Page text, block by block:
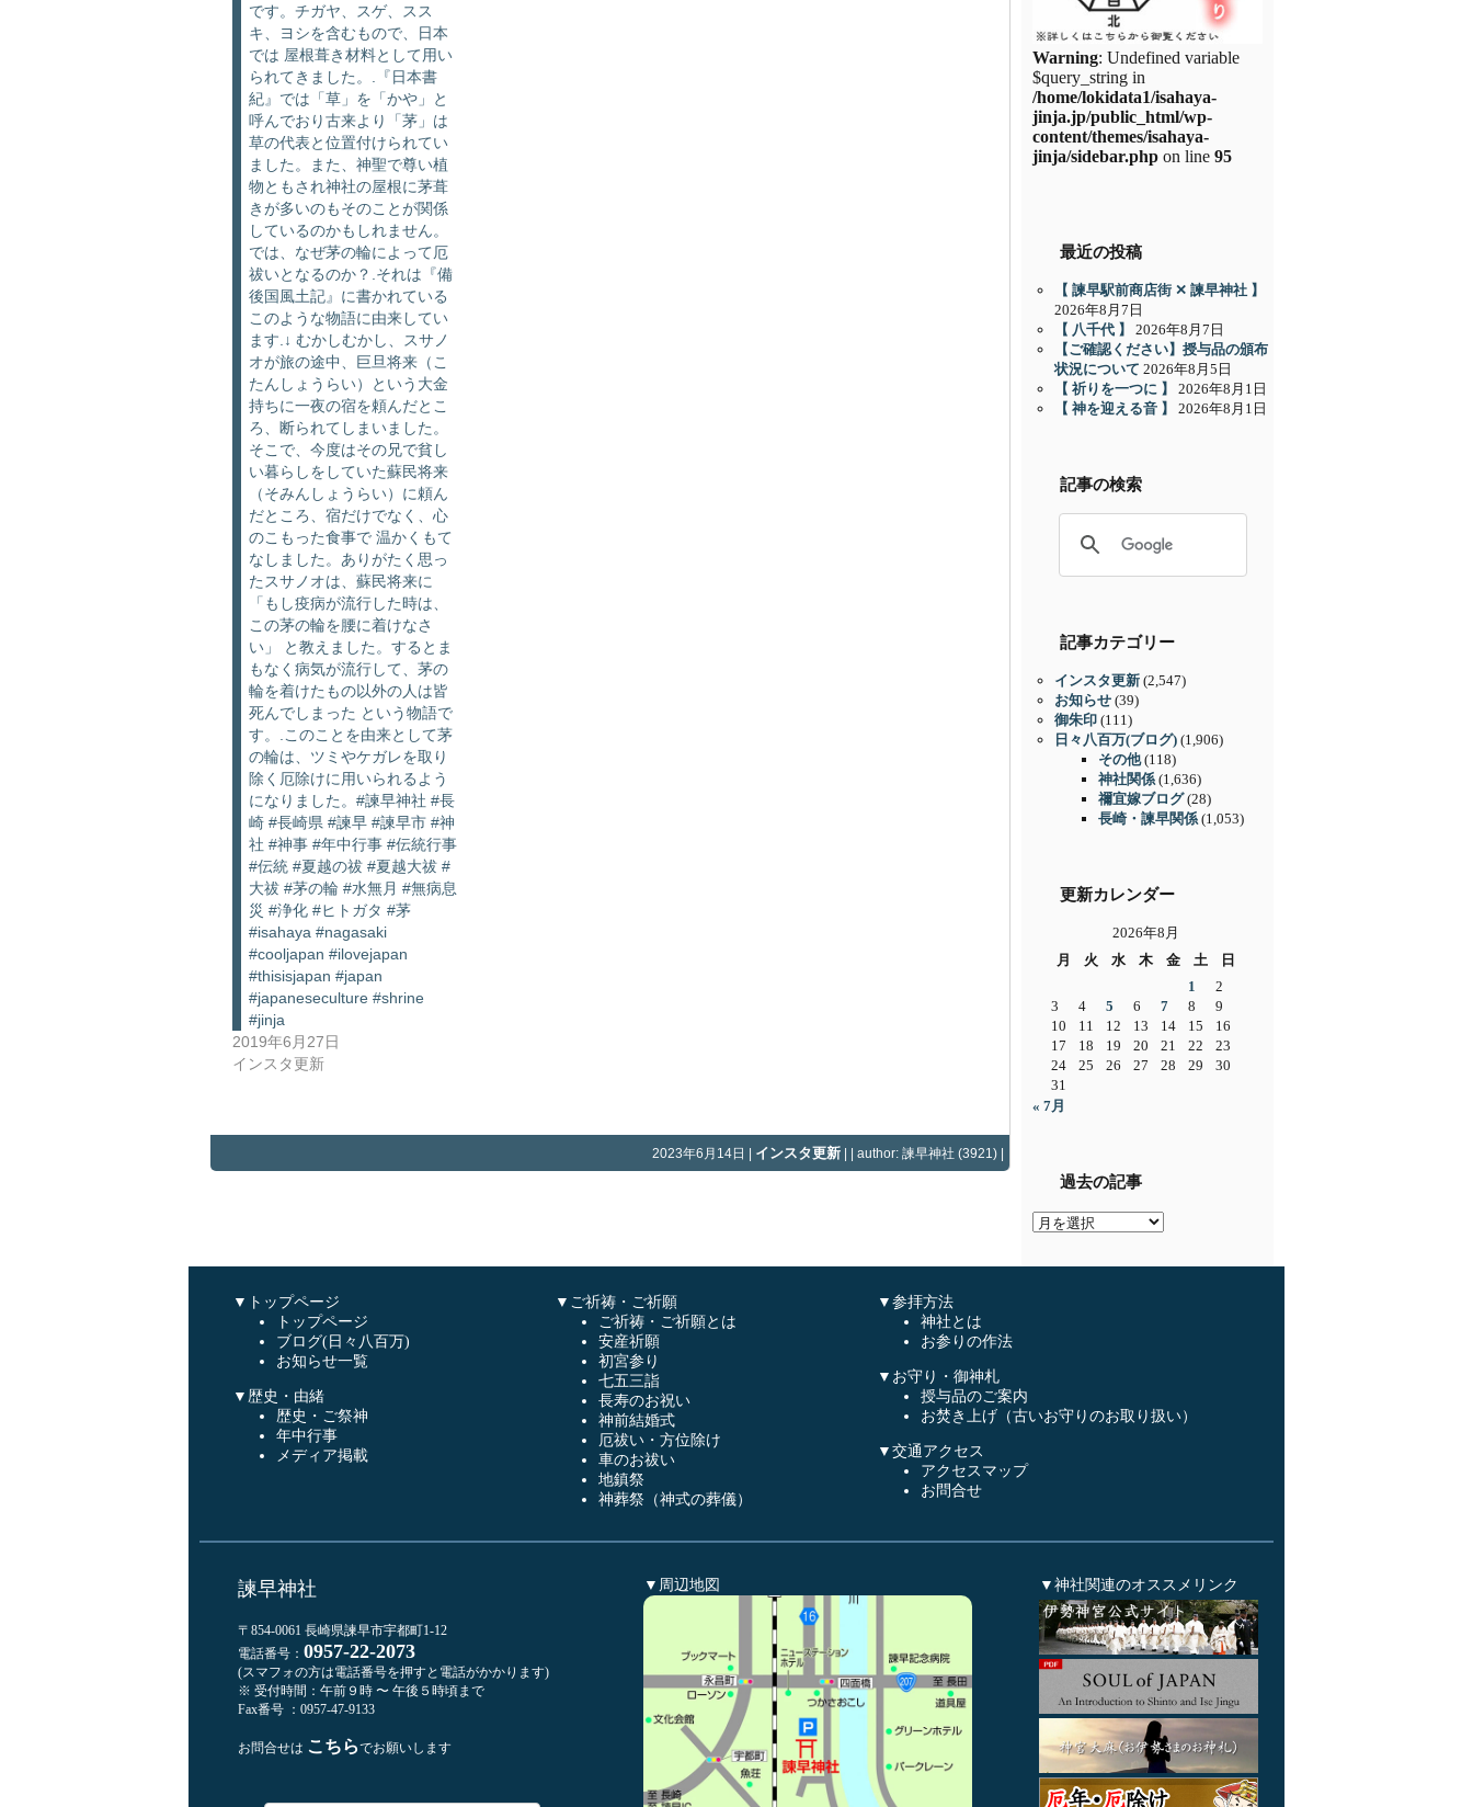
です。チガヤ、スゲ、スス
キ、ヨシを含むもので、日本
では 屋根葺き材料として用い
られてきました。.『日本書
紀』では「草」を「かや」と
呼んでおり古来より「茅」は
草の代表と位置付けられてい
ました。また、神聖で尊い植
物ともされ神社の屋根に茅葺
きが多いのもそのことが関係
しているのかもしれません。
では、なぜ茅の輪によって厄
祓いとなるのか？.それは『備
後国風土記』に書かれている
このような物語に由来してい
ます.↓ むかしむかし、スサノ
オが旅の途中、巨旦将来（こ
たんしょうらい）という大金
持ちに一夜の宿を頼んだとこ
ろ、断られてしまいました。
そこで、今度はその兄で貧し
い暮らしをしていた蘇民将来
（そみんしょうらい）に頼ん
だところ、宿だけでなく、心
のこもった食事で 温かくもて
なしました。ありがたく思っ
たスサノオは、蘇民将来に
「もし疫病が流行した時は、
この茅の輪を腰に着けなさ
い」 と教えました。するとま
もなく病気が流行して、茅の
輪を着けたもの以外の人は皆
死んでしまった という物語で
す。.このことを由来として茅
の輪は、ツミやケガレを取り
除く厄除けに用いられるよう
になりました。#諫早神社 #長
崎 #長崎県 #諫早 #諫早市 #神
社 #神事 #年中行事 #伝統行事
#伝統 #夏越の祓 #夏越大祓 #
大祓 #茅の輪 #水無月 #無病息
災 #浄化 #ヒトガタ #茅
#isahaya #nagasaki
#cooljapan #ilovejapan
#thisisjapan #japan
#japaneseculture #shrine
#jinja
2019年6月27日
インスタ更新
2023年6月14日 | インスタ更新 | | author: 諫早神社 (3921) |
Warning: Undefined variable
$query_string in
/home/lokidata1/isahaya-
jinja.jp/public_html/wp-
content/themes/isahaya-
jinja/sidebar.php on line 95
最近の投稿
【 諫早駅前商店街 ✕ 諫早神社 】
2026年8月7日
【 八千代 】
2026年8月7日
【ご確認ください】授与品の頒布
状況について 2026年8月5日
【 祈りを一つに 】
2026年8月1日
【 神を迎える音 】
2026年8月1日
記事の検索
記事カテゴリー
インスタ更新 (2,547)
お知らせ (39)
御朱印 (111)
日々八百万(ブログ) (1,906)
その他(118)
神社関係 (1,636)
禰宜嫁ブログ(28)
長崎・諫早関係 (1,053)
更新カレンダー
2026年8月
月
火 水 木 金 土
日
1
2
3
4 5 6 7 8
9
10
11 12 13 14 15
16
17
18 19 20 21 22
23
24
25 26 27 28 29
30
31
« 7月
過去の記事
過
▼トップページ
トップページ
ブログ(日々八百万)
お知らせ一覧
▼歴史・由緒
歴史・ご祭神
年中行事
メディア掲載
▼ご祈祷・ご祈願
ご祈祷・ご祈願とは
安産祈願
初宮参り
七五三詣
長寿のお祝い
神前結婚式
厄祓い・方位除け
車のお祓い
地鎮祭
神葬祭（神式の葬儀）
▼参拝方法
神社とは
お参りの作法
▼お守り・御神札
授与品のご案内
お焚き上げ（古いお守りのお取り扱い）
▼交通アクセス
アクセスマップ
お問合せ
諫早神社
〒854-0061 長崎県諫早市宇都町1-12
電話番号： 0957-22-2073
(スマフォの方は電話番号を押すと電話がかかります)
※ 受付時間：午前９時 〜 午後５時頃まで
Fax番号 ：0957-47-9133
お問合せは こちらでお願いします
▼周辺地図 ▼神社関連のオススメリンク